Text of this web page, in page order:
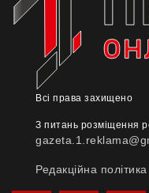
Всі права захищено
З питань розміщення
Редакційна політика